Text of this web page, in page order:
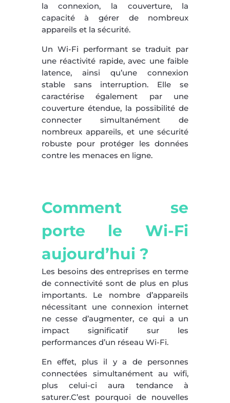
la connexion, la couverture, la
capacité à gérer de nombreux
appareils et la sécurité.
Un Wi-Fi performant se traduit par
une réactivité rapide, avec une faible
latence, ainsi qu’une connexion
stable sans interruption. Elle se
caractérise également par une
couverture étendue, la possibilité de
connecter simultanément de
nombreux appareils, et une sécurité
robuste pour protéger les données
contre les menaces en ligne.
Comment se
porte le Wi-Fi
aujourd’hui ?
Les besoins des entreprises en terme
de connectivité sont de plus en plus
importants. Le nombre d’appareils
nécessitant une connexion internet
ne cesse d’augmenter, ce qui a un
impact significatif sur les
performances d’un réseau Wi-Fi.
En effet, plus il y a de personnes
connectées simultanément au wifi,
plus celui-ci aura tendance à
saturer.C’est pourquoi de nouvelles